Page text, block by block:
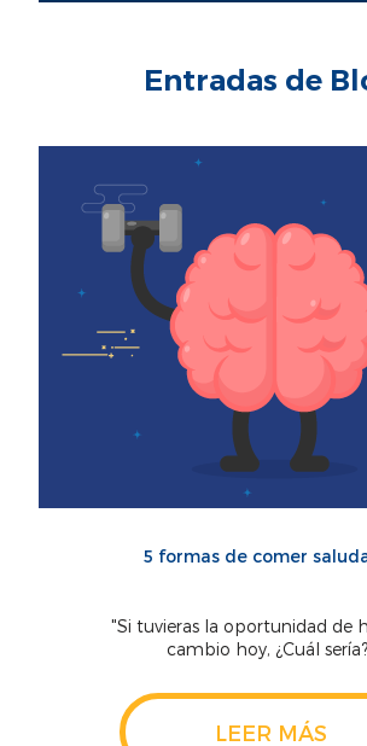
Entradas de
5 formas de comer
"Si tuvieras la oportunidad de
cambio hoy, ¿Cuál
LEER MÁS